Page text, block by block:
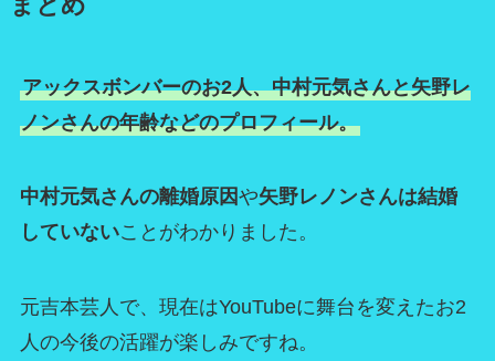
アックスボンバーのお2人、中村元気さんと矢野レ
ノンさんの年齢などのプロフィール。
中村元気さんの離婚原因や矢野レノンさんは結婚
していないことがわかりました。
元吉本芸人で、現在はYouTubeに舞台を変えたお2
人の今後の活躍が楽しみですね。